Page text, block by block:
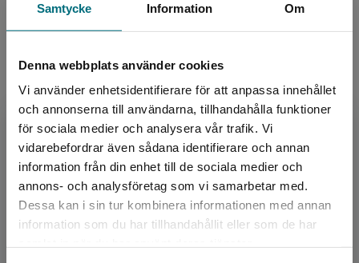
Samtycke Information Om
Denna webbplats använder cookies
Vi använder enhetsidentifierare för att anpassa innehållet
och annonserna till användarna, tillhandahålla funktioner
för sociala medier och analysera vår trafik. Vi
vidarebefordrar även sådana identifierare och annan
information från din enhet till de sociala medier och
annons- och analysföretag som vi samarbetar med.
Dessa kan i sin tur kombinera informationen med annan
information som du har tillhandahållit eller som de har
Begränsad fraktregion
Det verkar som att du besöker
nyponochviljaforlag.se via en enhet utanför
Upphovspersoner
Författare
Mårten Melin